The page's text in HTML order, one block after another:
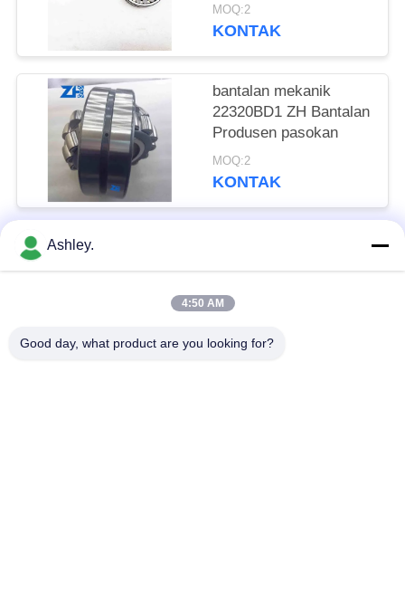
MOQ:2
KONTAK
bantalan mekanik
22320BD1 ZH Bantalan
Produsen pasokan
MOQ:2
KONTAK
Bad Request
Ashley.
4:50 AM
Good day, what product are you looking for?